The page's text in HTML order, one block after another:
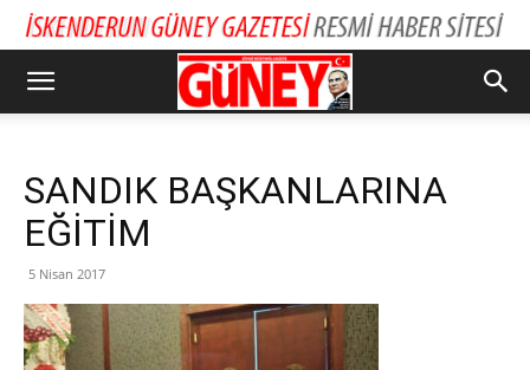
SANDIK BAŞKANLARINA
EĞİTİM
5 Nisan 2017